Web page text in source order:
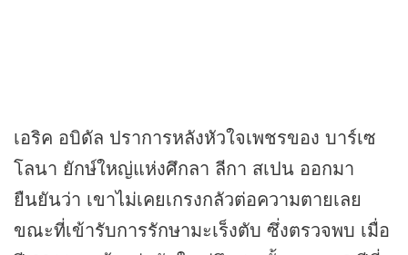
เอริค อบิดัล ปราการหลังหัวใจเพชรของ บาร์เซ
โลนา ยักษ์ใหญ่แห่งศึกลา ลีกา สเปน ออกมา
ยืนยันว่า เขาไม่เคยเกรงกลัวต่อความตายเลย
ขณะที่เข้ารับการรักษามะเร็งตับ ซึ่งตรวจพบ เมื่อ